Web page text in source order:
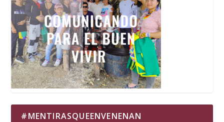
#MENTIRASQUEENVENENAN